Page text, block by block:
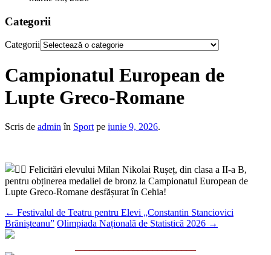
Categorii
Categorii
Campionatul European de
Lupte Greco-Romane
Scris de admin în Sport pe iunie 9, 2026.
Felicitări elevului Milan Nikolai Rușeț, din clasa a II-a B,
pentru obținerea medaliei de bronz la Campionatul European de
Lupte Greco-Romane desfășurat în Cehia!
← Festivalul de Teatru pentru Elevi „Constantin Stanciovici
Brănișteanu” Olimpiada Națională de Statistică 2026 →